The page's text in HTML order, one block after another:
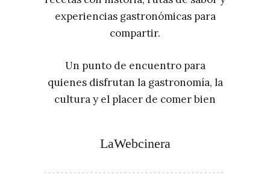
experiencias gastronómicas para
compartir.
Un punto de encuentro para
quienes disfrutan la gastronomía, la
cultura y el placer de comer bien
LaWebcinera